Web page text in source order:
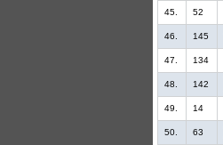
45.
52
46.
145
47.
134
48.
142
49.
14
50.
63